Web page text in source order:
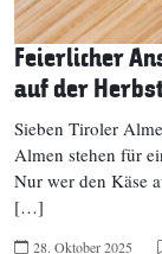
Feierlicher
auf der
Sieben Tiroler
Almen stehen für
Nur wer den Käse
[…]
28. Oktober 2025